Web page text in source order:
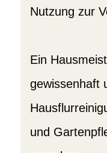
Nutzung zur
Ein
gewissenhaft
und